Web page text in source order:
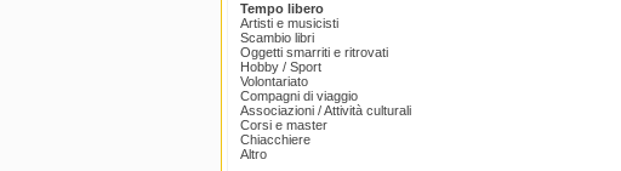
Tempo libero
Artisti e musicisti
Scambio libri
Oggetti smarriti e ritrovati
Hobby / Sport
Volontariato
Compagni di viaggio
Associazioni / Attività culturali
Corsi e master
Chiacchiere
Altro